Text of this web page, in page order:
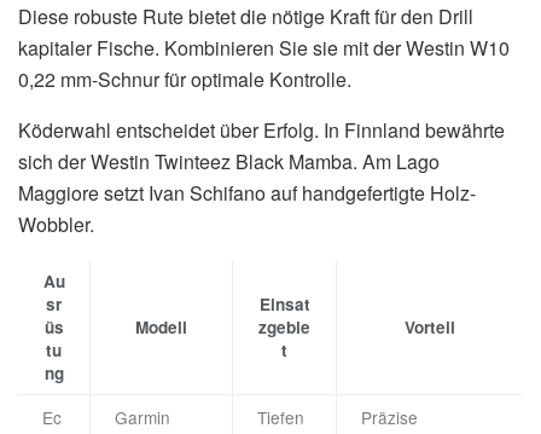
Diese robuste Rute bietet die nötige Kraft für den Drill
kapitaler Fische. Kombinieren Sie sie mit der Westin W10
0,22 mm-Schnur für optimale Kontrolle.
Köderwahl entscheidet über Erfolg. In Finnland bewährte
sich der Westin Twinteez Black Mamba. Am Lago
Maggiore setzt Ivan Schifano auf handgefertigte Holz-
Wobbler.
Au
sr
üs
tu
ng
Modell
Einsat
zgebie
t
Vorteil
Ec
Garmin
Tiefen
Präzise